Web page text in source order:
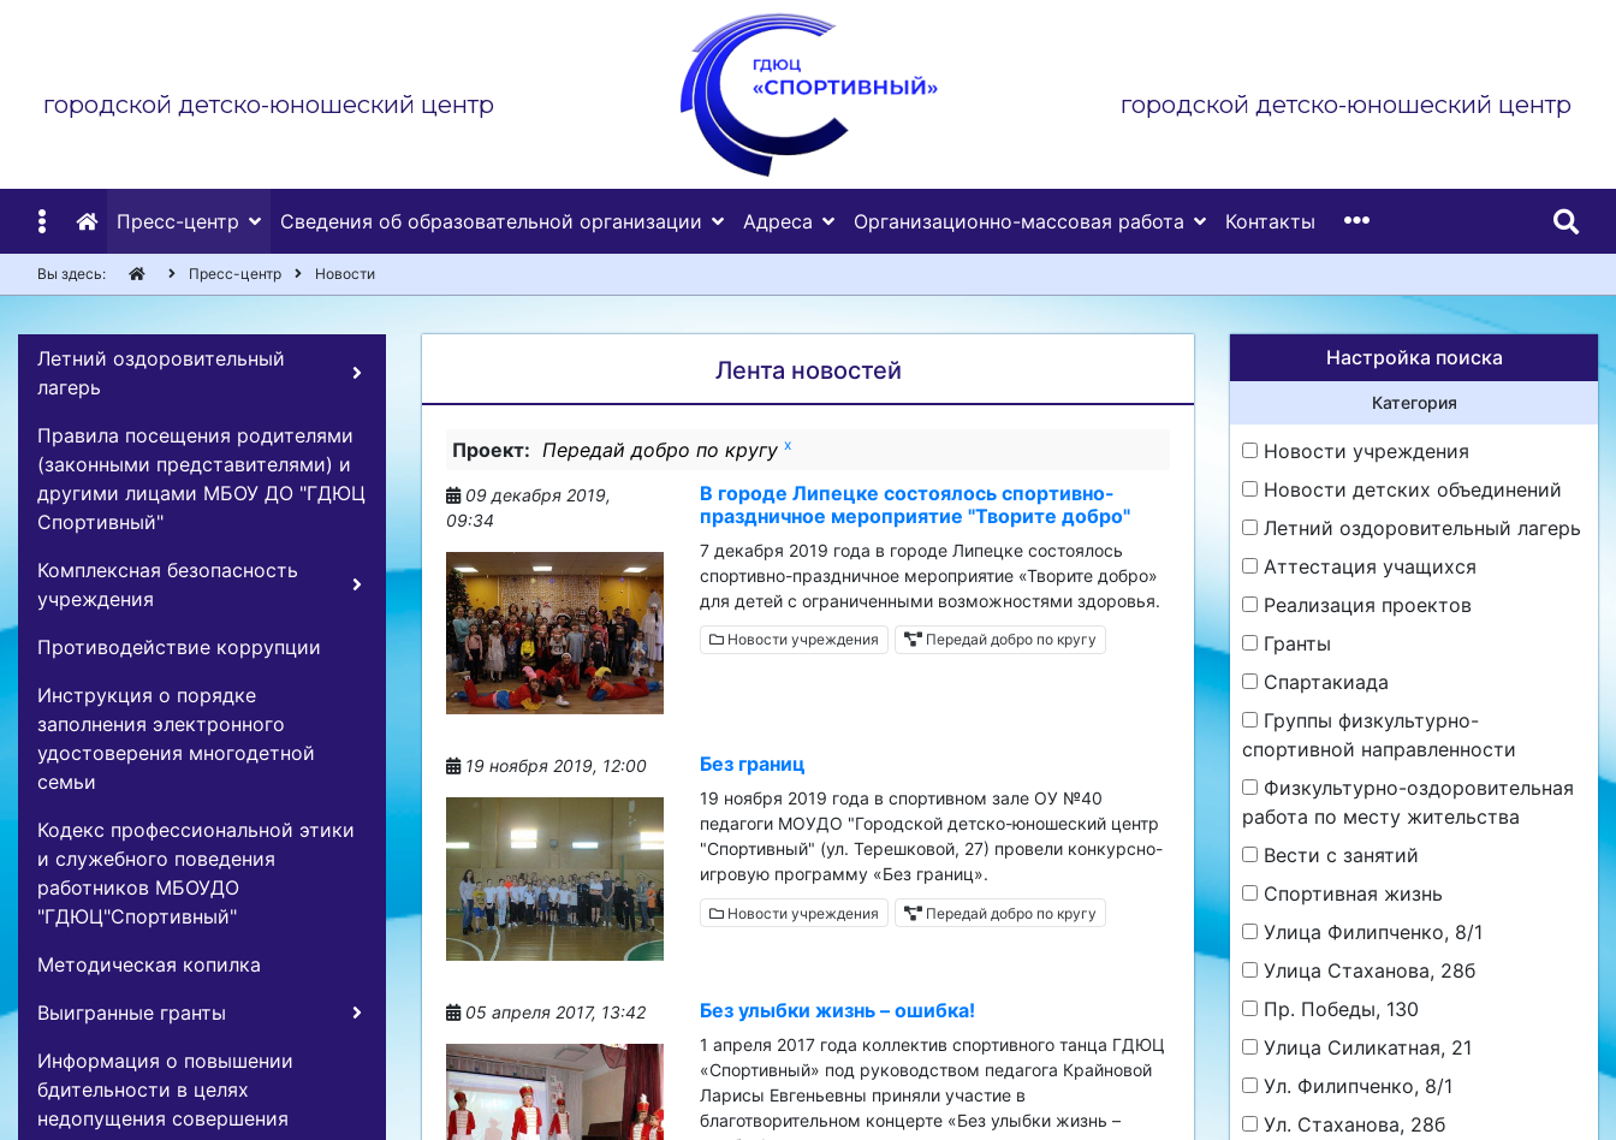
городской детско-юношеский центр городской детско-юношеский центр
Пресс-центр Сведения об образовательной организации Адреса Организационно-массовая работа Контакты
Вы здесь: Пресс-центр Новости
Летний оздоровительный
лагерь
Правила посещения родителями
(законными представителями) и
другими лицами МБОУ ДО "ГДЮЦ
Спортивный"
Комплексная безопасность
учреждения
Противодействие коррупции
Инструкция о порядке
заполнения электронного
удостоверения многодетной
семьи
Кодекс профессиональной этики
и служебного поведения
работников МБОУДО
"ГДЮЦ"Спортивный"
Методическая копилка
Выигранные гранты
Информация о повышении
бдительности в целях
недопущения совершения
Лента новостей
Проект: Передай добро по кругу x
09 декабря 2019,
09:34
В городе Липецке состоялось спортивно-
праздничное мероприятие "Творите добро"
7 декабря 2019 года в городе Липецке состоялось
спортивно-праздничное мероприятие «Творите добро»
для детей с ограниченными возможностями здоровья.
Новости учреждения Передай добро по кругу
19 ноября 2019, 12:00 Без границ
19 ноября 2019 года в спортивном зале ОУ №40
педагоги МОУДО "Городской детско-юношеский центр
"Спортивный" (ул. Терешковой, 27) провели конкурсно-
игровую программу «Без границ».
Новости учреждения Передай добро по кругу
05 апреля 2017, 13:42 Без улыбки жизнь – ошибка!
1 апреля 2017 года коллектив спортивного танца ГДЮЦ
«Спортивный» под руководством педагога Крайновой
Ларисы Евгеньевны приняли участие в
благотворительном концерте «Без улыбки жизнь –
Настройка поиска
Категория
Новости учреждения
Новости детских объединений
Летний оздоровительный лагерь
Аттестация учащихся
Реализация проектов
Гранты
Спартакиада
Группы физкультурно-
спортивной направленности
Физкультурно-оздоровительная
работа по месту жительства
Вести с занятий
Спортивная жизнь
Улица Филипченко, 8/1
Улица Стаханова, 28б
Пр. Победы, 130
Улица Силикатная, 21
Ул. Филипченко, 8/1
Ул. Стаханова, 28б